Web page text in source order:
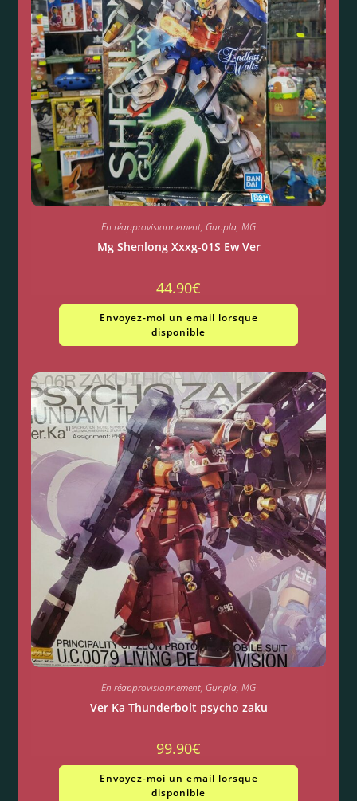
En réapprovisionnement, Gunpla, MG
Mg Shenlong Xxxg-01S Ew Ver
44.90€
Envoyez-moi un email lorsque
disponible
En réapprovisionnement, Gunpla, MG
Ver Ka Thunderbolt psycho zaku
99.90€
Envoyez-moi un email lorsque
disponible